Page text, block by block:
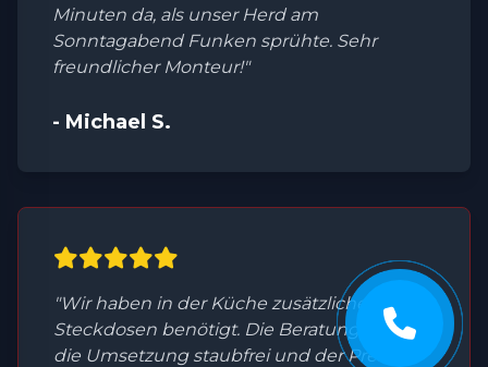
Minuten da, als unser Herd am
Sonntagabend Funken sprühte. Sehr
freundlicher Monteur!"
- Michael S.
"Wir haben in der Küche zusätzliche
Steckdosen benötigt. Die Beratung war top,
die Umsetzung staubfrei und der Preis